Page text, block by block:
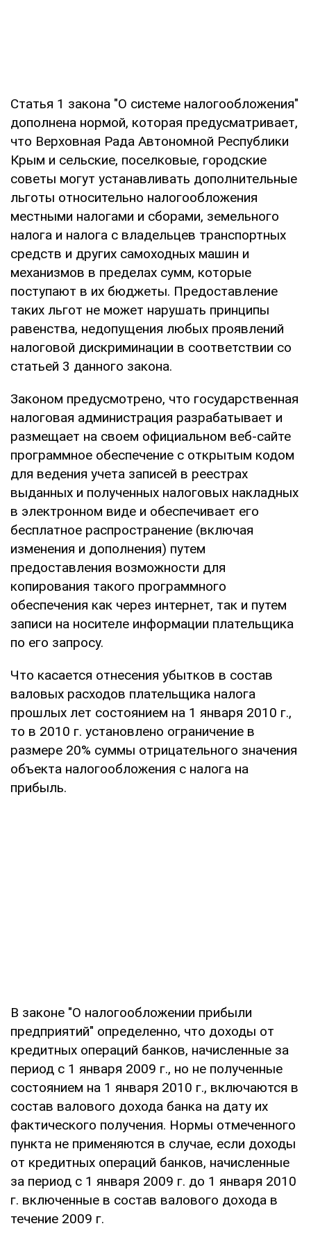
Статья 1 закона "О системе налогообложения"
дополнена нормой, которая предусматривает,
что Верховная Рада Автономной Республики
Крым и сельские, поселковые, городские
советы могут устанавливать дополнительные
льготы относительно налогообложения
местными налогами и сборами, земельного
налога и налога с владельцев транспортных
средств и других самоходных машин и
механизмов в пределах сумм, которые
поступают в их бюджеты. Предоставление
таких льгот не может нарушать принципы
равенства, недопущения любых проявлений
налоговой дискриминации в соответствии со
статьей 3 данного закона.
Законом предусмотрено, что государственная
налоговая администрация разрабатывает и
размещает на своем официальном веб-сайте
программное обеспечение с открытым кодом
для ведения учета записей в реестрах
выданных и полученных налоговых накладных
в электронном виде и обеспечивает его
бесплатное распространение (включая
изменения и дополнения) путем
предоставления возможности для
копирования такого программного
обеспечения как через интернет, так и путем
записи на носителе информации плательщика
по его запросу.
Что касается отнесения убытков в состав
валовых расходов плательщика налога
прошлых лет состоянием на 1 января 2010 г.,
то в 2010 г. установлено ограничение в
размере 20% суммы отрицательного значения
объекта налогообложения с налога на
прибыль.
В законе "О налогообложении прибыли
предприятий" определенно, что доходы от
кредитных операций банков, начисленные за
период с 1 января 2009 г., но не полученные
состоянием на 1 января 2010 г., включаются в
состав валового дохода банка на дату их
фактического получения. Нормы отмеченного
пункта не применяются в случае, если доходы
от кредитных операций банков, начисленные
за период с 1 января 2009 г. до 1 января 2010
г. включенные в состав валового дохода в
течение 2009 г.